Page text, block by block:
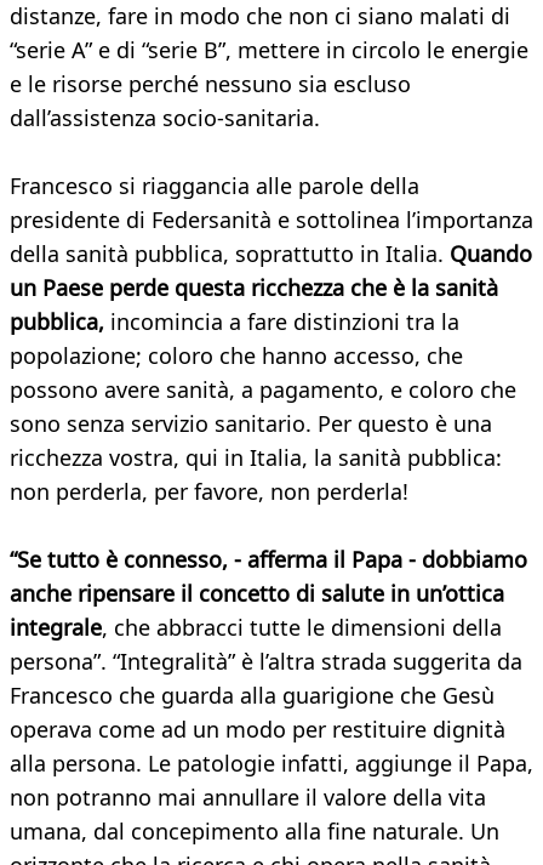
distanze, fare in modo che non ci siano malati di
“serie A” e di “serie B”, mettere in circolo le energie
e le risorse perché nessuno sia escluso
dall’assistenza socio-sanitaria.
Francesco si riaggancia alle parole della
presidente di Federsanità e sottolinea l’importanza
della sanità pubblica, soprattutto in Italia. Quando
un Paese perde questa ricchezza che è la sanità
pubblica, incomincia a fare distinzioni tra la
popolazione; coloro che hanno accesso, che
possono avere sanità, a pagamento, e coloro che
sono senza servizio sanitario. Per questo è una
ricchezza vostra, qui in Italia, la sanità pubblica:
non perderla, per favore, non perderla!
“Se tutto è connesso, - afferma il Papa - dobbiamo
anche ripensare il concetto di salute in un’ottica
integrale, che abbracci tutte le dimensioni della
persona”. “Integralità” è l’altra strada suggerita da
Francesco che guarda alla guarigione che Gesù
operava come ad un modo per restituire dignità
alla persona. Le patologie infatti, aggiunge il Papa,
non potranno mai annullare il valore della vita
umana, dal concepimento alla fine naturale. Un